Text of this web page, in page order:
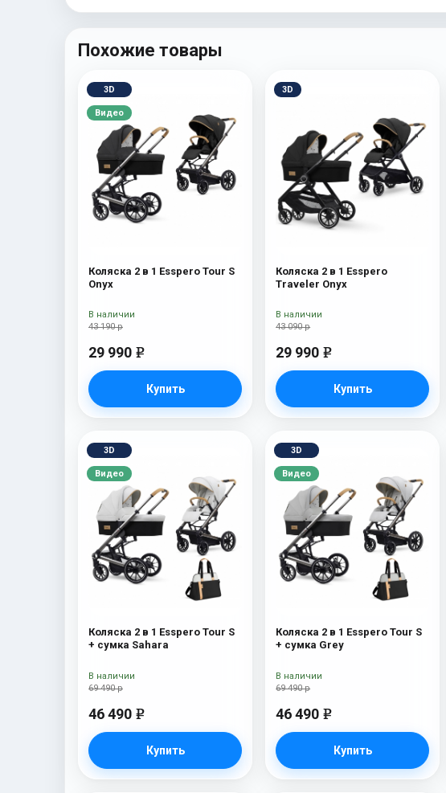
Похожие товары
3D
Видео
Коляска 2 в 1 Esspero Tour S
Onyx
43 190 р
29 990 e
Купить
В наличии
3D
Коляска 2 в 1 Esspero
Traveler Onyx
43 090 р
29 990 e
Купить
В наличии
3D
Видео
Коляска 2 в 1 Esspero Tour S
+ сумка Sahara
69 490 р
46 490 e
Купить
В наличии
3D
Видео
Коляска 2 в 1 Esspero Tour S
+ сумка Grey
69 490 р
46 490 e
Купить
В наличии